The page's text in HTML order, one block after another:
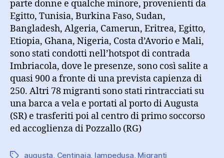
parte donne e qualche minore, provenienti da
Egitto, Tunisia, Burkina Faso, Sudan,
Bangladesh, Algeria, Camerun, Eritrea, Egitto,
Etiopia, Ghana, Nigeria, Costa d’Avorio e Mali,
sono stati condotti nell’hotspot di contrada
Imbriacola, dove le presenze, sono così salite a
quasi 900 a fronte di una prevista capienza di
250. Altri 78 migranti sono stati rintracciati su
una barca a vela e portati al porto di Augusta
(SR) e trasferiti poi al centro di primo soccorso
ed accoglienza di Pozzallo (RG)
Tag augusta, Centinaia, lampedusa, Migranti